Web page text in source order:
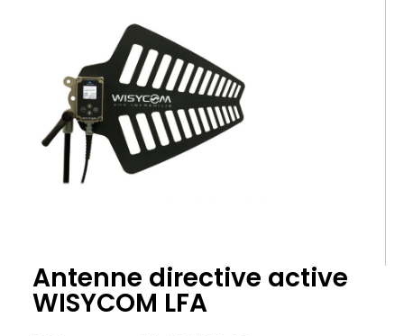
Antenne directive active
WISYCOM LFA